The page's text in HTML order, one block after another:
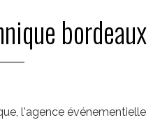
bordeaux
l'agence événementielle